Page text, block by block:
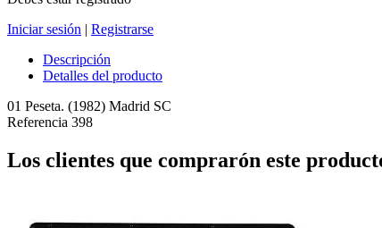
Iniciar sesión | Registrarse
Descripción
Detalles del producto
01 Peseta. (1982) Madrid SC
Referencia 398
Los clientes que comprarón este